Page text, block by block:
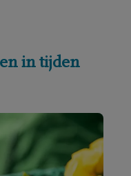
in tijden